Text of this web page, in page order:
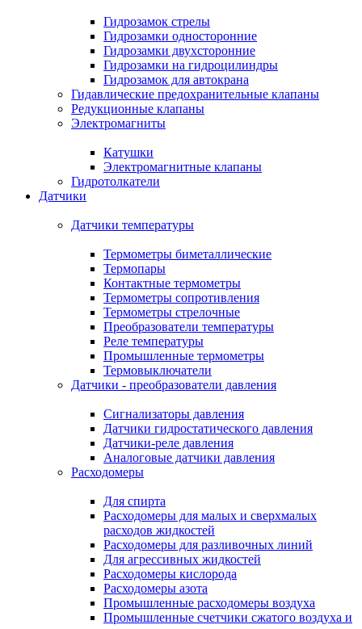
Гидрозамок стрелы
Гидрозамки односторонние
Гидрозамки двухсторонние
Гидрозамки на гидроцилиндры
Гидрозамок для автокрана
Гидавлические предохранительные клапаны
Редукционные клапаны
Электромагниты
Катушки
Электромагнитные клапаны
Гидротолкатели
Датчики
Датчики температуры
Термометры биметаллические
Термопары
Контактные термометры
Термометры сопротивления
Термометры стрелочные
Преобразователи температуры
Реле температуры
Промышленные термометры
Термовыключатели
Датчики - преобразователи давления
Сигнализаторы давления
Датчики гидростатического давления
Датчики-реле давления
Аналоговые датчики давления
Расходомеры
Для спирта
Расходомеры для малых и сверхмалых
расходов жидкостей
Расходомеры для разливочных линий
Для агрессивных жидкостей
Расходомеры кислорода
Расходомеры азота
Промышленные расходомеры воздуха
Промышленные счетчики сжатого воздуха и